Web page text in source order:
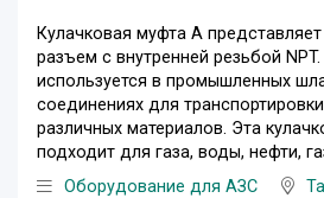
Кулачковая муфта A
разъем с внутренней резьбой
используется в промышленных
соединениях для
различных материалов. Эта
подходит для газа, воды, нефти,
Оборудование для АЗС